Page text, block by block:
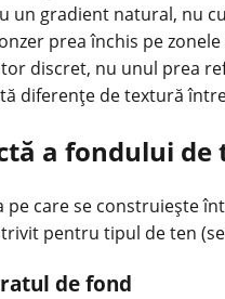
un gradient natural, nu
prea închis pe
discret, nu unul prea
diferențe de textură
a fondului de
pe care se construiește
pentru tipul de ten
de fond